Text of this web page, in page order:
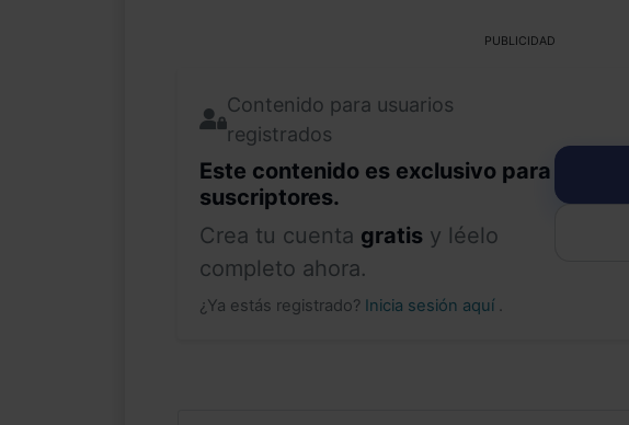
PUBLICIDAD
Contenido para usuarios
registrados
Este contenido es exclusivo para
suscriptores.
Crea tu cuenta gratis y léelo
completo ahora.
¿Ya estás registrado? Inicia sesión aquí .